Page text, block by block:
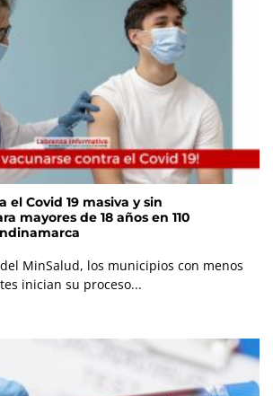
el Covid 19 masiva y sin
mayores de 18 años en 110
MinSalud, los municipios con menos
inician su proceso...